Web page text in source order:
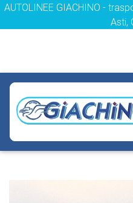
AUTOLINEE GIACHINO -
Asti,